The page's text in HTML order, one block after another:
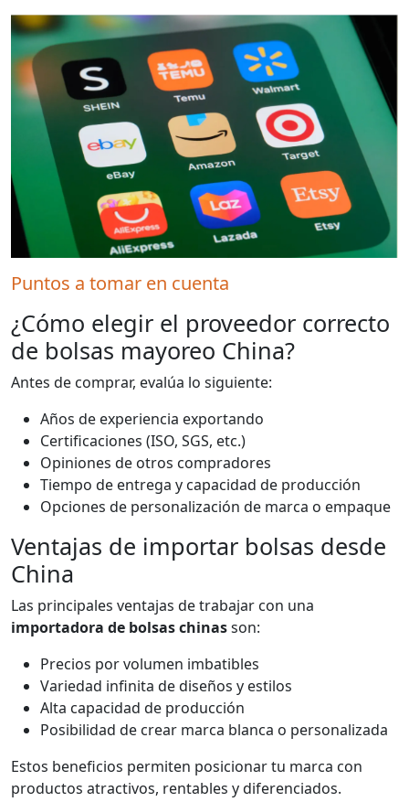
Puntos a tomar en cuenta
¿Cómo elegir el proveedor correcto
de bolsas mayoreo China?
Antes de comprar, evalúa lo siguiente:
Años de experiencia exportando
Certificaciones (ISO, SGS, etc.)
Opiniones de otros compradores
Tiempo de entrega y capacidad de producción
Opciones de personalización de marca o empaque
Ventajas de importar bolsas desde
China
Las principales ventajas de trabajar con una
importadora de bolsas chinasson:
Precios por volumen imbatibles
Variedad infinita de diseños y estilos
Alta capacidad de producción
Posibilidad de crear marca blanca o personalizada
Estos beneficios permiten posicionar tu marca con
productos atractivos, rentables y diferenciados.